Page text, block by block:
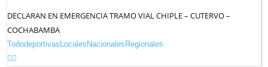
DECLARAN EN EMERGENCIA TRAMO VIAL CHIPLE – CUTERVO –
COCHABAMBA
Tododeportivas Locales Nacionales Regionales